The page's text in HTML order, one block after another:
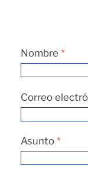
Nombre *
Correo
Asunto *